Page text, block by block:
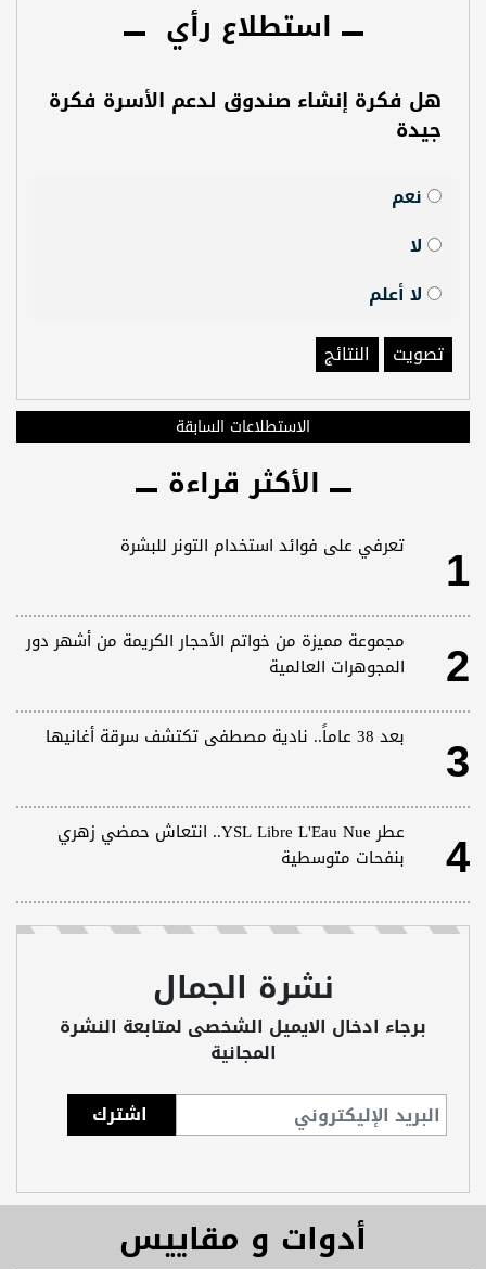
استطلاع رأي
هل فكرة إنشاء صندوق لدعم الأسرة فكرة
جيدة
نعم
لا
لا أعلم
تصويت
النتائج
الاستطلاعات السابقة
الأكثر قراءة
1 تعرفي على فوائد استخدام التونر للبشرة
2
مجموعة مميزة من خواتم الأحجار الكريمة من أشهر دور
المجوهرات العالمية
3 بعد 38 عاماً.. نادية مصطفى تكتشف سرقة أغانيها
4
عطر YSL Libre L'Eau Nue.. انتعاش حمضي زهري
بنفحات متوسطية
نشرة الجمال
برجاء ادخال الايميل الشخصى لمتابعة النشرة
المجانية
أدوات و مقاييس